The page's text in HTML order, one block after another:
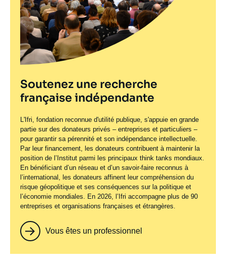
Soutenez une recherche
française indépendante
L'Ifri, fondation reconnue d'utilité publique, s'appuie en grande
partie sur des donateurs privés – entreprises et particuliers –
pour garantir sa pérennité et son indépendance intellectuelle.
Par leur financement, les donateurs contribuent à maintenir la
position de l’Institut parmi les principaux think tanks mondiaux.
En bénéficiant d’un réseau et d’un savoir-faire reconnus à
l’international, les donateurs affinent leur compréhension du
risque géopolitique et ses conséquences sur la politique et
l’économie mondiales. En 2026, l’Ifri accompagne plus de 90
entreprises et organisations françaises et étrangères.
Vous êtes un professionnel